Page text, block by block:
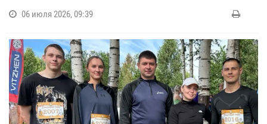
06 июля 2026, 09:39